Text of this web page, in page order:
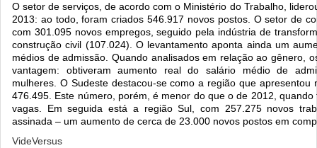
O setor de serviços, de acordo com o Ministério do Trabalho,
2013: ao todo, foram criados 546.917 novos postos. O setor de
com 301.095 novos empregos, seguido pela indústria de
construção civil (107.024). O levantamento aponta ainda um
médios de admissão. Quando analisados em relação ao gênero,
vantagem: obtiveram aumento real do salário médio de
mulheres. O Sudeste destacou-se como a região que
476.495. Este número, porém, é menor do que o de 2012,
vagas. Em seguida está a região Sul, com 257.275 novos
assinada – um aumento de cerca de 23.000 novos postos em
VideVersus